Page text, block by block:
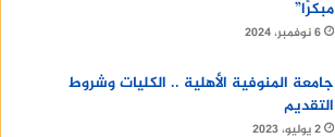
مبكرًا”
6 نوفمبر، 2024
جامعة المنوفية الأهلية .. الكليات وشروط
التقديم
2 يوليو، 2023